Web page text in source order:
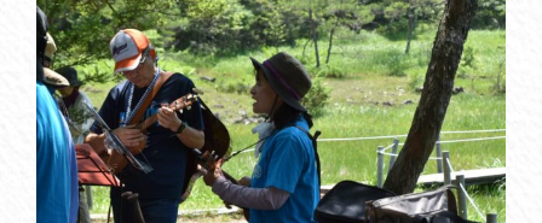
アクセス